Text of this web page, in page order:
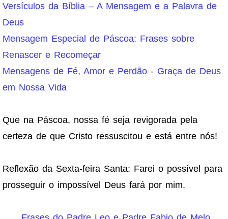
Versículos da Bíblia – A Mensagem e a Palavra de
Deus
Mensagem Especial de Páscoa: Frases sobre
Renascer e Recomeçar
Mensagens de Fé, Amor e Perdão - Graça de Deus
em Nossa Vida
Que na Páscoa, nossa fé seja revigorada pela
certeza de que Cristo ressuscitou e está entre nós!
Reflexão da Sexta-feira Santa: Farei o possível para
prosseguir o impossível Deus fará por mim.